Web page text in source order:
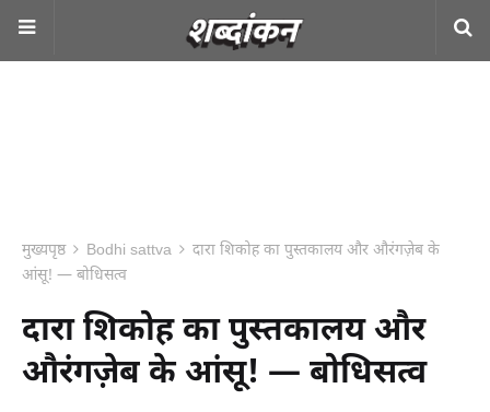
मुख्यपृष्ठ Bodhi sattva
दारा शिकोह का पुस्तकालय और औरंगज़ेब के
आंसू! — बोधिसत्व
दारा शिकोह का पुस्तकालय और
औरंगज़ेब के आंसू! — बोधिसत्व